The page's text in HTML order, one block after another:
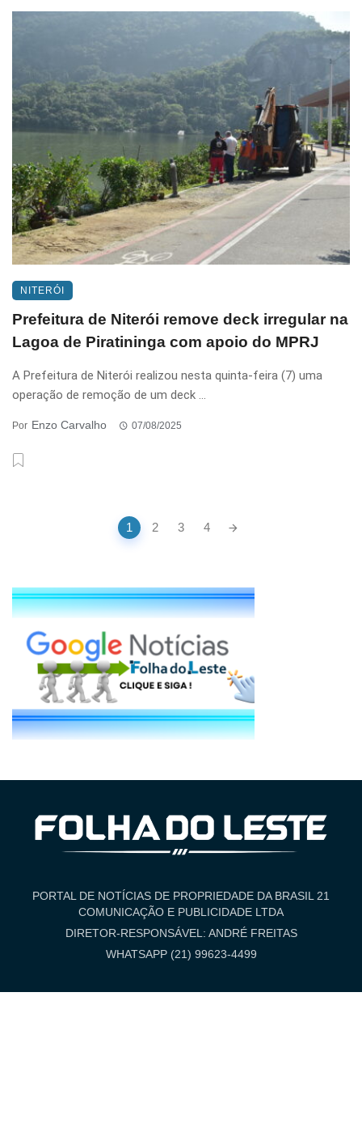
NITERÓI
Prefeitura de Niterói remove deck irregular na
Lagoa de Piratininga com apoio do MPRJ
A Prefeitura de Niterói realizou nesta quinta-feira (7) uma
operação de remoção de um deck ...
Por Enzo Carvalho 07/08/2025
1 2 3 4
PORTAL DE NOTÍCIAS DE PROPRIEDADE DA BRASIL 21
COMUNICAÇÃO E PUBLICIDADE LTDA
DIRETOR-RESPONSÁVEL: ANDRÉ FREITAS
WHATSAPP (21) 99623-4499